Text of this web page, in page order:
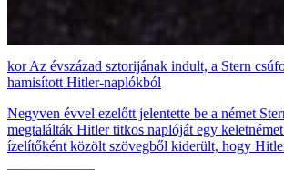
Az évszázad sztorijának indult, a Stern
hamisított Hitler-naplókból
Negyven évvel ezelőtt jelentette be a német
megtalálták Hitler titkos naplóját egy
ízelítőként közölt szövegből kiderült, hogy